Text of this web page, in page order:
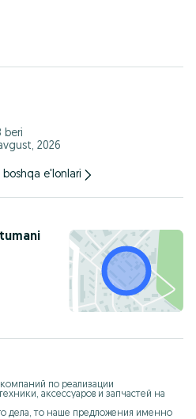
60$
с товаром! Принимаем любой
УДОБНОЕ ДЛЯ ВАС ВРЕМЯ!
обращайтесь!
beri
2026
e'lonlari
по реализации
аксессуаров и запчастей на
дела, то наше предложения именно